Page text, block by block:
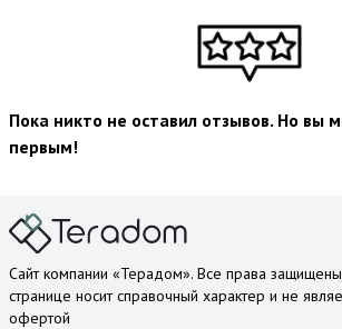
Пока никто не оставил отзывов. Но вы
первым!
Сайт компании «Терадом». Все права
странице носит справочный характер и не
офертой